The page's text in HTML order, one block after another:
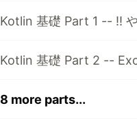
Kotlin 基礎 Part 2 --
8 more parts...